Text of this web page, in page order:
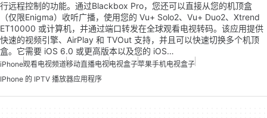
行远程控制的功能。通过Blackbox Pro，您还可以直接从您的机顶盒
（仅限Enigma）收听广播，使用您的 Vu+ Solo2、Vu+ Duo2、Xtrend
ET10000 或计算机，并通过端口转发在全球观看电视转码。该应用提供
快速的视频引擎、AirPlay 和 TVOut 支持，并且可以快速切换多个机顶
盒。它需要 iOS 6.0 或更高版本以及您的 iOS…
iPhone观看电视频道移动直播电视电视盒子苹果手机电视盒子
IPhone 的 IPTV 播放器应用程序